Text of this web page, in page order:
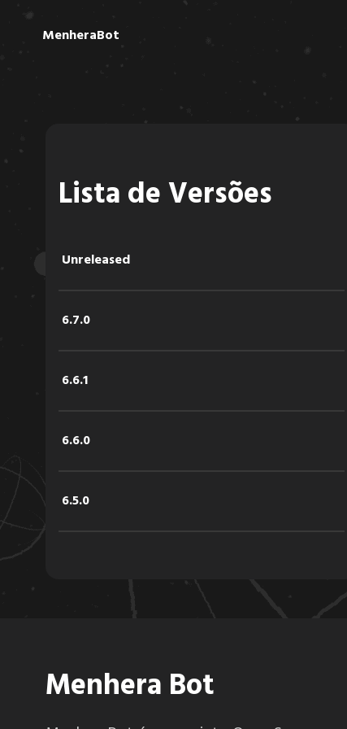
MenheraBot
Lista de Versões
Unreleased
6.7.0
6.6.1
6.6.0
6.5.0
6.4.0
Menhera Bot